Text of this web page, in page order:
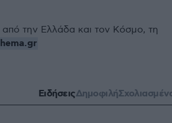
από την Ελλάδα και τον Κόσμο, τη
ΕιδήσειςΔημοφιλή